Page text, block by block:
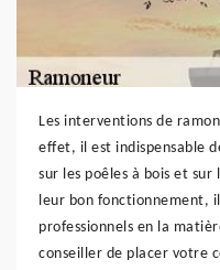
Les interventions de
effet, il est indispensable
sur les poêles à bois et sur
leur bon fonctionnement,
professionnels en la
conseiller de placer votre